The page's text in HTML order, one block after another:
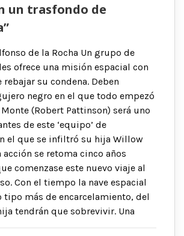
un trasfondo de
de la Rocha Un grupo de
ofrece una misión espacial con
rebajar su condena. Deben
negro en el que todo empezó
Monte (Robert Pattinson) será uno
de este ‘equipo’ de
el que se infiltró su hija Willow
acción se retoma cinco años
comenzase este nuevo viaje al
Con el tiempo la nave espacial
tipo más de encarcelamiento, del
tendrán que sobrevivir. Una